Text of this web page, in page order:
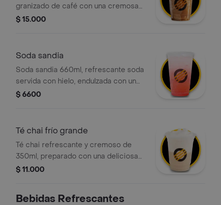
granizado de café con una cremosa
mezcla de café 100 porciento
$ 15.000
Soda sandia
Soda sandia 660ml, refrescante soda
servida con hielo, endulzada con un
delicioso jarabe de sandía.
$ 6600
Té chai frío grande
Té chai refrescante y cremoso de
350ml, preparado con una deliciosa
mezcla de té negro, canela, clavos,
$ 11.000
Bebidas Refrescantes